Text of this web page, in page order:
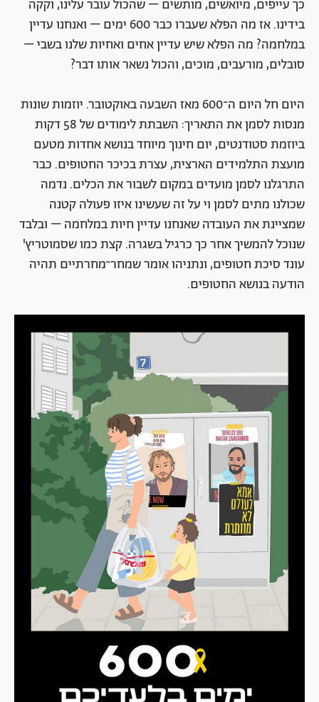
כך עייפים, מיואשים, מותשים – שהכול עובר עלינו, וקקה
בידינו. אז מה הפלא שעברו כבר 600 ימים – ואנחנו עדיין
במלחמה? מה הפלא שיש עדיין אחים ואחיות שלנו בשבי –
סובלים, מורעבים, מוכים, והכול נשאר אותו דבר?
היום חל היום ה־600 מאז השבעה באוקטובר. יוזמות שונות
מנסות לסמן את התאריך: השבתת לימודים של 58 דקות
ביוזמת סטודנטים, יום חינוך מיוחד בנושא אחדות מטעם
מועצת התלמידים הארצית, עצרת בכיכר החטופים. כבר
התרגלנו לסמן מועדים במקום לשבור את הכלים. נדמה
שכולנו מתים לסמן וי על זה שעשינו איזו פעולה קטנה
שמציינת את העובדה שאנחנו עדיין חיות במלחמה – ובלבד
שנוכל להמשיך אחר כך כרגיל בשגרה. קצת כמו שסמוטריץ'
עונד סיכת חטופים, ונתניהו אומר שמחר־מחרתיים תהיה
הודעה בנושא החטופים.